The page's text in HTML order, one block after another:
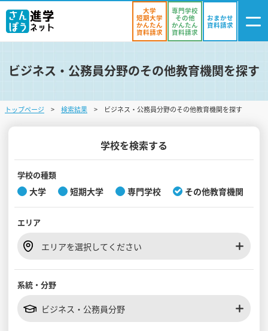
ログイン
・登録
気になる 資料リスト
学校を探す
オープンキャンパスを探す
入試・受験入門
見学会WEB手引書
大学
短期大学
かんたん
資料請求
専門学校
その他
かんたん
資料請求
おまかせ
資料請求
ビジネス・公務員分野のその他教育機関を探す
トップページ 検索結果 ビジネス・公務員分野のその他教育機関を探す
学校を検索する
学校の種類
大学 短期大学 専門学校 その他教育機関
エリア
エリアを選択してください
系統・分野
ビジネス・公務員分野